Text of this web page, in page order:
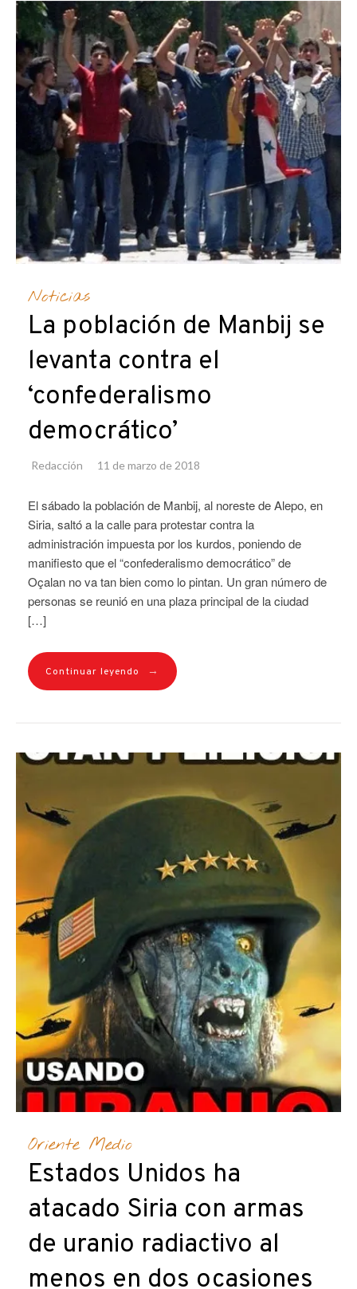
Noticias
La población de Manbij se
levanta contra el
‘confederalismo
democrático’
Redacción 11 de marzo de 2018
El sábado la población de Manbij, al noreste de Alepo, en
Siria, saltó a la calle para protestar contra la
administración impuesta por los kurdos, poniendo de
manifiesto que el “confederalismo democrático” de
Oçalan no va tan bien como lo pintan. Un gran número de
personas se reunió en una plaza principal de la ciudad
[…]
Continuar leyendo →
Oriente Medio
Estados Unidos ha
atacado Siria con armas
de uranio radiactivo al
menos en dos ocasiones